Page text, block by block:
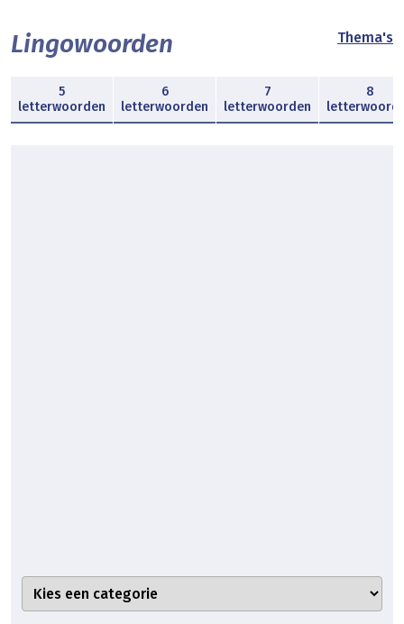
Lingowoorden Thema's
5
letterwoorden
6
letterwoorden
7
letterwoorden
8